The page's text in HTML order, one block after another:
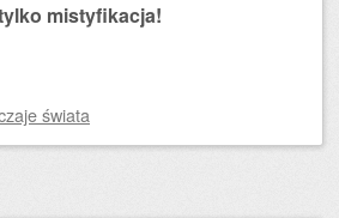
mistyfikacja!
świata